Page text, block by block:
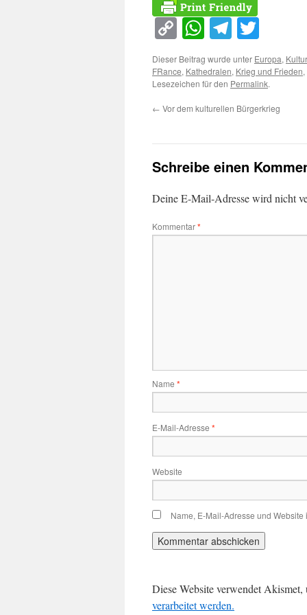
Copy
Link
WhatsApp
Dieser Beitrag wurde unter Europa, Kultur
FRance, Kathedralen, Krieg und Frieden,
Lesezeichen für den Permalink.
← Vor dem kulturellen Bürgerkrieg
Schreibe einen
Deine E-Mail-Adresse wird nicht
Kommentar*
Name *
E-Mail-Adresse *
Website
Name, E-Mail-Adresse und
Diese Website verwendet
verarbeitet werden.